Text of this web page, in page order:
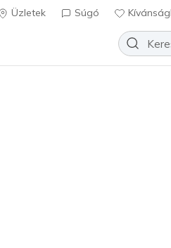
Üzletek Súgó